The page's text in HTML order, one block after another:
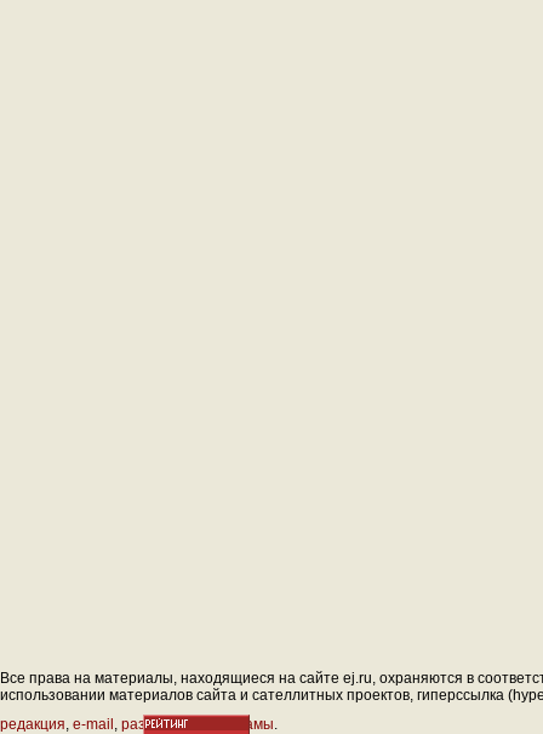
Все права на материалы, находящиеся на сайте ej.ru, охраняются в
использовании материалов сайта и сателлитных проектов, гиперссылка
редакция, e-mail , размещение рекламы.